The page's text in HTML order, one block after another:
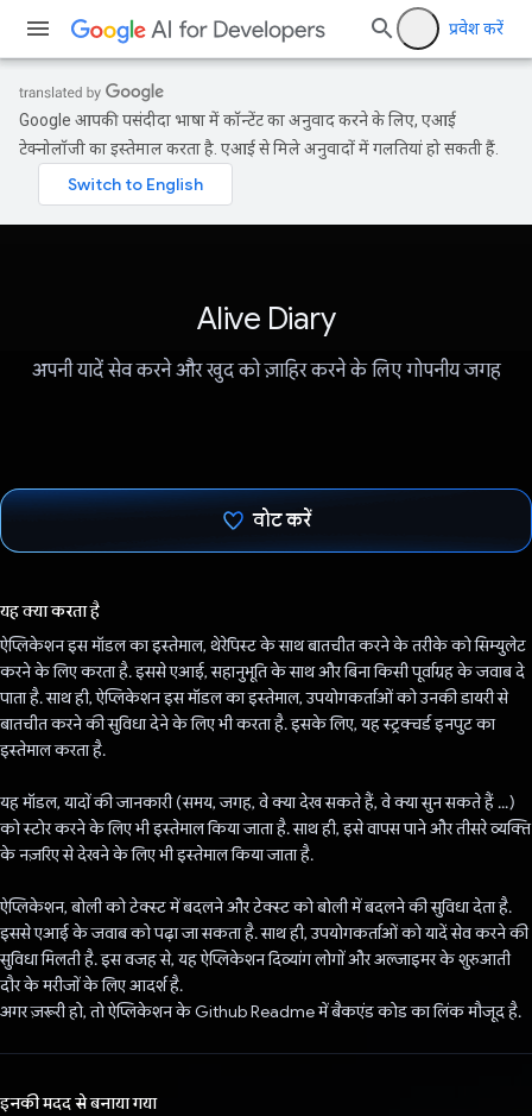
प्रवेश करें
Google आपकी पसंदीदा भाषा में कॉन्टेंट का अनुवाद करने के लिए, एआई
टेक्नोलॉजी का इस्तेमाल करता है. एआई से मिले अनुवादों में गलतियां हो सकती हैं.
Alive Diary
अपनी यादें सेव करने और खुद को ज़ाहिर करने के लिए गोपनीय जगह
वोट करें
यह क्या करता है
ऐप्लिकेशन इस मॉडल का इस्तेमाल, थेरेपिस्ट के साथ बातचीत करने के तरीके को सिम्युलेट
करने के लिए करता है. इससे एआई, सहानुभूति के साथ और बिना किसी पूर्वाग्रह के जवाब दे
पाता है. साथ ही, ऐप्लिकेशन इस मॉडल का इस्तेमाल, उपयोगकर्ताओं को उनकी डायरी से
बातचीत करने की सुविधा देने के लिए भी करता है. इसके लिए, यह स्ट्रक्चर्ड इनपुट का
इस्तेमाल करता है.
यह मॉडल, यादों की जानकारी (समय, जगह, वे क्या देख सकते हैं, वे क्या सुन सकते हैं ...)
को स्टोर करने के लिए भी इस्तेमाल किया जाता है. साथ ही, इसे वापस पाने और तीसरे व्यक्ति
के नज़रिए से देखने के लिए भी इस्तेमाल किया जाता है.
ऐप्लिकेशन, बोली को टेक्स्ट में बदलने और टेक्स्ट को बोली में बदलने की सुविधा देता है.
इससे एआई के जवाब को पढ़ा जा सकता है. साथ ही, उपयोगकर्ताओं को यादें सेव करने की
सुविधा मिलती है. इस वजह से, यह ऐप्लिकेशन दिव्यांग लोगों और अल्जाइमर के शुरुआती
दौर के मरीजों के लिए आदर्श है.
अगर ज़रूरी हो, तो ऐप्लिकेशन के Github Readme में बैकएंड कोड का लिंक मौजूद है.
इनकी मदद से बनाया गया